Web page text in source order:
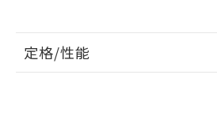
定格/性能